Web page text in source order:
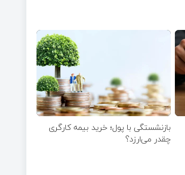
بازنشستگی با پول؛ خرید بیمه کارگری
چقدر می‌ارزد؟